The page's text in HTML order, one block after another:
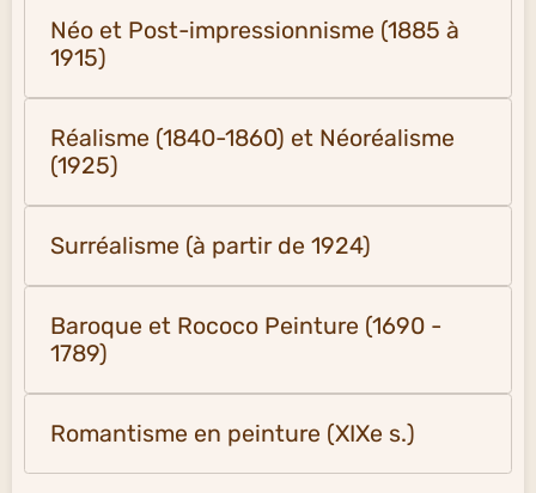
Néo et Post-impressionnisme (1885 à
1915)
Réalisme (1840-1860) et Néoréalisme
(1925)
Surréalisme (à partir de 1924)
Baroque et Rococo Peinture (1690 -
1789)
Romantisme en peinture (XIXe s.)